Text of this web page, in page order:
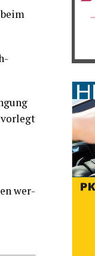
wer­